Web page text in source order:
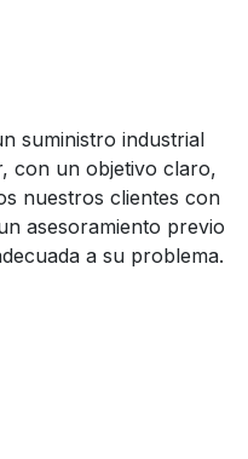
suministro industrial
con un objetivo claro,
nuestros clientes con
asesoramiento previo
a su problema.